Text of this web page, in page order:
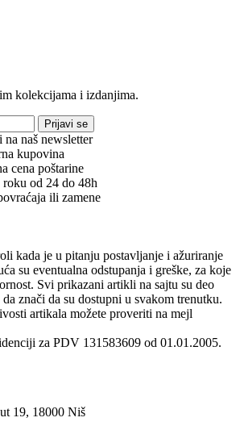
kolekcijama i izdanjima.
Prijavi se
na naš newsletter
kupovina
cena poštarine
od 24 do 48h
ili zamene
kada je u pitanju postavljanje i ažuriranje
su eventualna odstupanja i greške, za koje
Svi prikazani artikli na sajtu su deo
znači da su dostupni u svakom trenutku.
artikala možete proveriti na mejl
za PDV 131583609 od 01.01.2005.
19, 18000 Niš